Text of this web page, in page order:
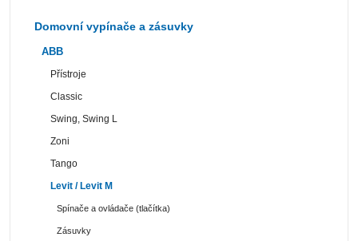
Domovní vypínače a zásuvky
ABB
Přístroje
Classic
Swing, Swing L
Zoni
Tango
Levit / Levit M
Spínače a ovládače (tlačítka)
Zásuvky